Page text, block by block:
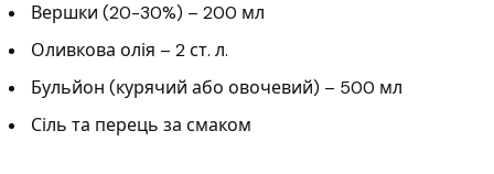
Вершки (20-30%) – 200 мл
Оливкова олія – ​​2 ст. л.
Бульйон (курячий або овочевий) – 500 мл
Сіль та перець за смаком